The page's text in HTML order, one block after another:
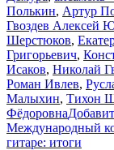
Полькин, Артур
Гвоздев Алексей
Шерстюков,
Григорьевич,
Исаков, Николай
Роман Ивлев,
Малыхин, Тихон
Фёдоровна
Международный
гитаре: итоги